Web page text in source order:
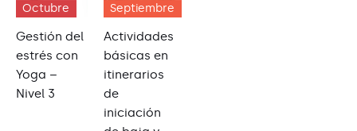
Octubre
Gestión del
estrés con
Yoga –
Nivel 3
Septiembre
Actividades
básicas en
itinerarios
de
iniciación